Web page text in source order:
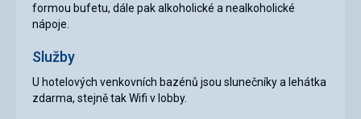
formou bufetu, dále pak alkoholické a nealkoholické
nápoje.
Služby
U hotelových venkovních bazénů jsou slunečníky a lehátka
zdarma, stejně tak Wifi v lobby.